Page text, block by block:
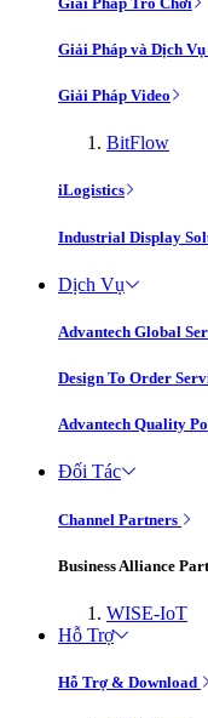
Giải Pháp và Dịch
Giải Pháp Video
BitFlow
iLogistics
Industrial Display
Dịch Vụ
Advantech Global
Design To Order
Advantech Quality
Đối Tác
Channel Partners
Business Alliance
WISE-IoT
Hỗ Trợ
Hỗ Trợ & Download